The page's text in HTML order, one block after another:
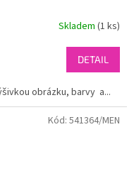
Skladem (1 ks)
DETAIL
obrázku, barvy a...
Kód: 541364/MEN